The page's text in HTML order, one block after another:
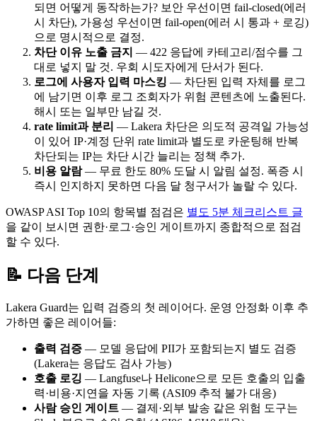
되면 어떻게 동작하는가? 보안 우선이면 fail-closed(에러
시 차단), 가용성 우선이면 fail-open(에러 시 통과 + 로깅)
으로 명시적으로 결정.
차단 이유 노출 금지 — 422 응답에 카테고리/점수를 그
대로 넣지 말 것. 우회 시도자에게 단서가 된다.
로그에 사용자 입력 마스킹 — 차단된 입력 자체를 로그
에 남기면 이후 로그 조회자가 위험 콘텐츠에 노출된다.
해시 또는 일부만 남길 것.
rate limit과 분리 — Lakera 차단은 의도적 공격일 가능성
이 있어 IP·계정 단위 rate limit과 별도로 카운팅해 반복
차단되는 IP는 차단 시간 늘리는 정책 추가.
비용 알람— 무료 한도 80% 도달 시 알림 설정. 폭증 시
즉시 인지하지 못하면 다음 달 청구서가 놀랄 수 있다.
OWASP ASI Top 10의 항목별 점검은 별도 5분 체크리스트 글
을 같이 보시면 권한·로그·승인 게이트까지 종합적으로 점검
할 수 있다.
📝 다음 단계
Lakera Guard는 입력 검증의 첫 레이어다. 운영 안정화 이후 추
가하면 좋은 레이어들:
출력 검증 — 모델 응답에 PII가 포함되는지 별도 검증
(Lakera는 응답도 검사 가능)
호출 로깅 — Langfuse나 Helicone으로 모든 호출의 입출
력·비용·지연을 자동 기록 (ASI09 추적 불가 대응)
사람 승인 게이트 — 결제·외부 발송 같은 위험 도구는